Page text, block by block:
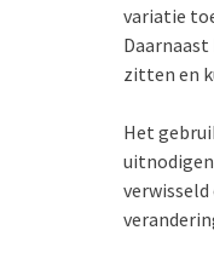
variatie
zitten en
Het